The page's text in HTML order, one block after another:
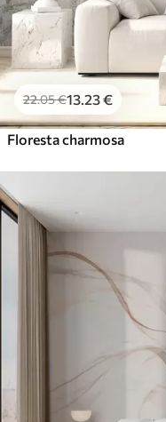
22.05€13.23€
Floresta charmosa